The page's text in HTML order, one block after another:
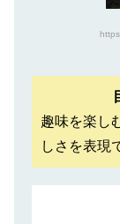
趣味を楽し
しさを表現